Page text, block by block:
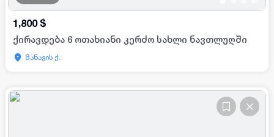
1,800 $
ქირავდება 6 ოთახიანი კერძო სახლი ნავთლუღში
მანავის ქ.